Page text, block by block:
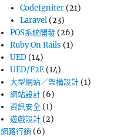
CodeIgniter(21)
Laravel(23)
POS系統開發 (26)
Ruby On Rails (1)
UED (14)
UED/F2E (14)
大型網站／架構設計 (1)
網站設計 (6)
資訊安全 (1)
遊戲設計 (2)
網路行銷 (6)